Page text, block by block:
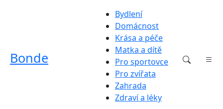
Bonde
Bydlení
Domácnost
Krása a péče
Matka a dítě
Pro sportovce
Pro zvířata
Zahrada
Zdraví a léky